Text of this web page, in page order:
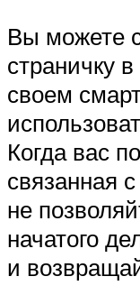
Вы можете
страничку
своем
Когда вас
связанная
не
начатого
и